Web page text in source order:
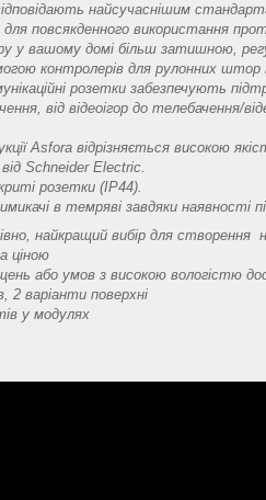
найсучаснішим
для повсякденного використання
у вашому домі більш затишною,
контролерів для рулонних штор
розетки забезпечують
від відеоігор до телебачення/
Asfora відрізняється високою
Schneider Electric.
розетки (IP44).
в темряві завдяки наявності
найкращий вибір для створення
ціною
або умов з високою вологістю
2 варіанти поверхні
у модулях